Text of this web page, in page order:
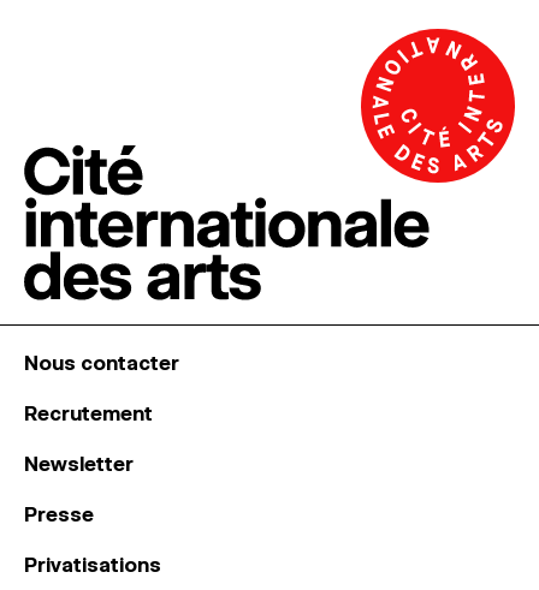
Nous contacter
Recrutement
Newsletter
Presse
Privatisations